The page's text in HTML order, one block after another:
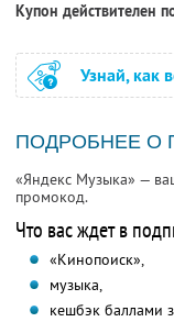
Купон действителен
Узнай, как
ПОДРОБНЕЕ О
«Яндекс Музыка» —
промокод.
Что вас ждет в
«Кинопоиск»,
музыка,
кешбэк баллами